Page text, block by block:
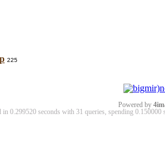
225
Powered by
in 0.299520 seconds with 31 queries, spending